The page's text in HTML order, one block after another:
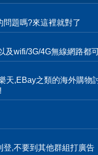
題嗎?來這裡就對了
及wifi/3G/4G無線網路都
天,EBay之類的海外購物
,不要到其他群組打廣告